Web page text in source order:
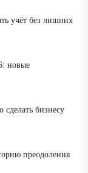
учёт без лишних
новые
бизнесу
преодоления